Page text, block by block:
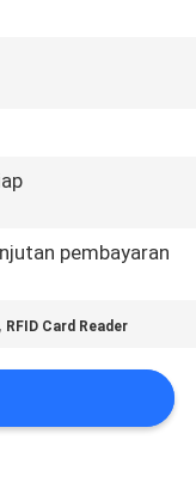
pembayaran
, RFID Card Reader